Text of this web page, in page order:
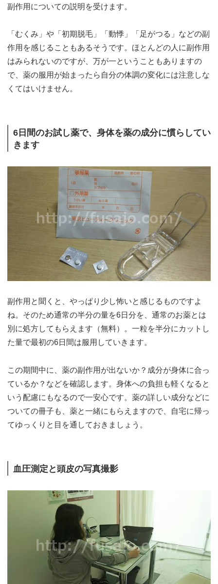
副作用についての説明を受けます。
「むくみ」や「初期脱毛」「動悸」「足がつる」などの副
作用を感じることもあるそうです。ほとんどの人に副作用
はみられないのですが、万が一ということもありますの
で、薬の服用が始まったら自分の体調の変化には注意しな
くてはいけません。
6日間のお試し薬で、身体を薬の成分に慣らしてい
きます
副作用と聞くと、やっぱり少し怖いと感じるものですよ
ね。そのため通常の半分の量を6日分を、通常のお薬とは
別に処方してもらえます（無料）。一粒を半分にカットし
た量で最初の6日間は服用していきます。
この期間中に、薬の副作用が出ないか？成分が身体に合っ
ているか？などを確認します。身体への負担も軽くなると
いう配慮にもなるので一安心です。薬の詳しい成分などに
ついての冊子も、薬と一緒にもらえますので、自宅に帰っ
てゆっくりと目を通しておきましょう。
血圧測定と頭皮の写真撮影